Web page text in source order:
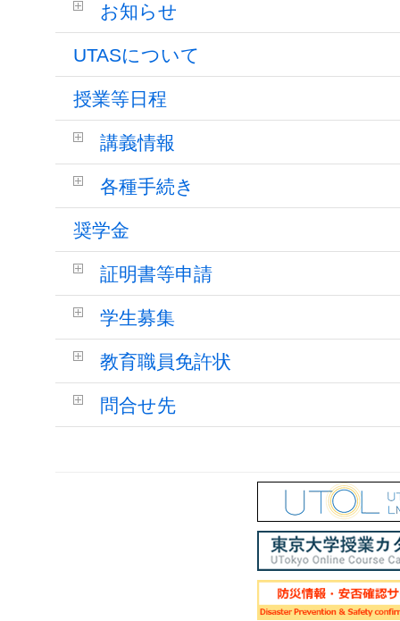
お知らせ
UTASについて
授業等日程
講義情報
各種手続き
奨学金
証明書等申請
学生募集
教育職員免許状
問合せ先